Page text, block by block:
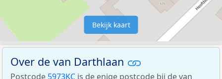
Bekijk kaart
Over de van Darthlaan
Postcode 5973KC is de enige postcode bij de van